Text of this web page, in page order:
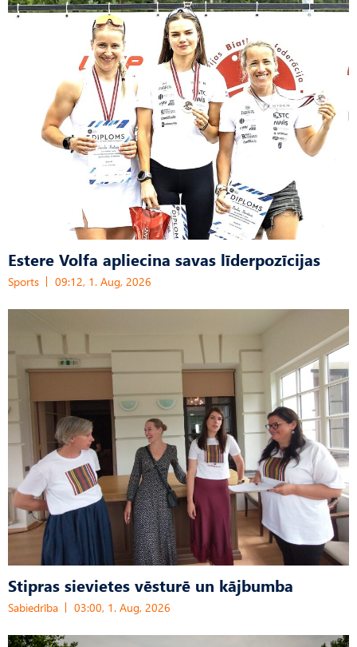
Estere Volfa apliecina savas līderpozīcijas
Sports 09:12, 1. Aug, 2026
Stipras sievietes vēsturē un kājbumba
Sabiedrība 03:00, 1. Aug, 2026